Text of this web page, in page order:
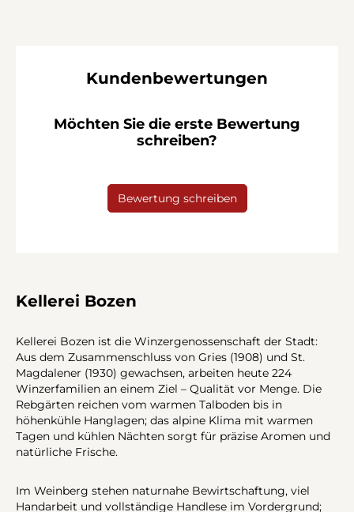
Kundenbewertungen
Möchten Sie die erste Bewertung
schreiben?
Bewertung schreiben
Kellerei Bozen
Kellerei Bozen ist die Winzergenossenschaft der Stadt:
Aus dem Zusammenschluss von Gries (1908) und St.
Magdalener (1930) gewachsen, arbeiten heute 224
Winzerfamilien an einem Ziel – Qualität vor Menge. Die
Rebgärten reichen vom warmen Talboden bis in
höhenkühle Hanglagen; das alpine Klima mit warmen
Tagen und kühlen Nächten sorgt für präzise Aromen und
natürliche Frische.
Im Weinberg stehen naturnahe Bewirtschaftung, viel
Handarbeit und vollständige Handlese im Vordergrund;